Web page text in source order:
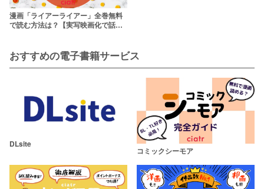
漫画「ライアーライアー」全巻無料
で読む方法は？【実写映画化で話題
おすすめの電子書籍サービス
DLsite
コミックシーモア